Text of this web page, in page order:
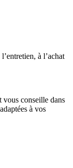
à l’achat
vous conseille dans
à vos